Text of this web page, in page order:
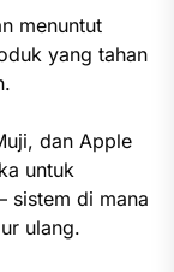
menuntut
yang tahan
dan Apple
untuk
di mana
ulang.